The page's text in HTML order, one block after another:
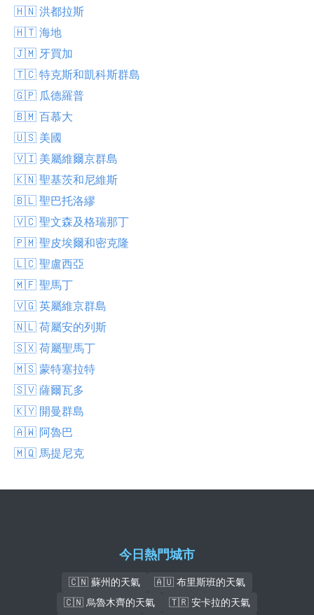
🇭🇳 洪都拉斯
🇭🇹 海地
🇯🇲 牙買加
🇹🇨 特克斯和凱科斯群島
🇬🇵 瓜德羅普
🇧🇲 百慕大
🇺🇸 美國
🇻🇮 美屬維爾京群島
🇰🇳 聖基茨和尼維斯
🇧🇱 聖巴托洛繆
🇻🇨 聖文森及格瑞那丁
🇵🇲 聖皮埃爾和密克隆
🇱🇨 聖盧西亞
🇲🇫 聖馬丁
🇻🇬 英屬維京群島
🇳🇱 荷屬安的列斯
🇸🇽 荷屬聖馬丁
🇲🇸 蒙特塞拉特
🇸🇻 薩爾瓦多
🇰🇾 開曼群島
🇦🇼 阿魯巴
🇲🇶 馬提尼克
今日熱門城市
🇨🇳 蘇州的天氣
🇦🇺 布里斯班的天氣
🇨🇳 烏魯木齊的天氣
🇹🇷 安卡拉的天氣